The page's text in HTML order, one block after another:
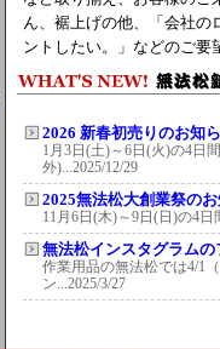
ん、裾上げの他、「会社の
ントしたい。」などのご要
2026 新春初売りのお知
1月3日(土)～6日(火)の4日
外)...2025/12/29
2025無法松大創業祭の
11月6日(木)～9日(日)の4
無法松インスタグラム
作業用品の無法松では4/1
ン...2025/3/27